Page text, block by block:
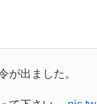
が出ました。